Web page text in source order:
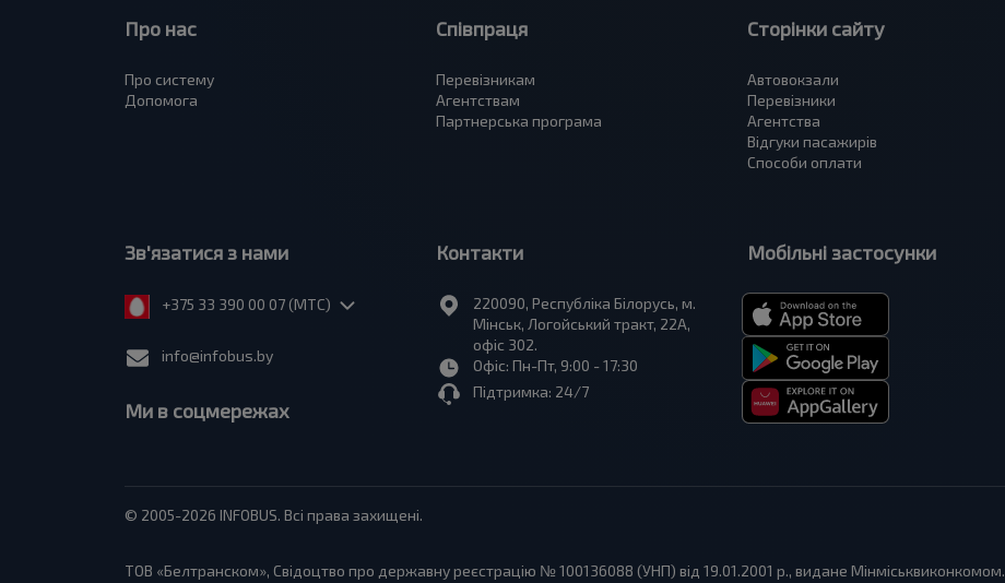
Про нас
Про систему
Допомога
Співпраця
Перевізникам
Агентствам
Партнерська програма
Сторінки сайту
Автовокзали
Перевізники
Агентства
Відгуки пасажирів
Способи оплати
Зв'язатися з нами
+375 33 390 00 07 (МТС)
info@infobus.by
Ми в соцмережах
Контакти
220090, Республіка Білорусь, м.
Мінськ, Логойський тракт, 22А,
офіс 302.
Офіс: Пн-Пт, 9:00 - 17:30
Підтримка: 24/7
Мобільні застосунки
© 2005-2026 INFOBUS. Всі права захищені.
ТОВ «Белтранском», Свідоцтво про державну реєстрацію № 100136088 (УНП) від 19.01.2001 р., видане Мінміськвиконкомом.